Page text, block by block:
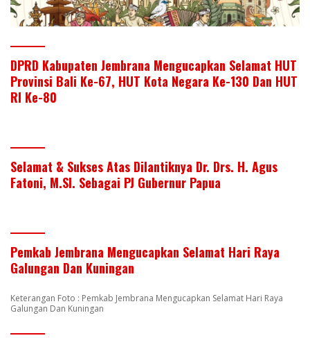
DPRD Kabupaten Jembrana Mengucapkan Selamat HUT
Provinsi Bali Ke-67, HUT Kota Negara Ke-130 Dan HUT
RI Ke-80
Selamat & Sukses Atas Dilantiknya Dr. Drs. H. Agus
Fatoni, M.SI. Sebagai PJ Gubernur Papua
Pemkab Jembrana Mengucapkan Selamat Hari Raya
Galungan Dan Kuningan
Keterangan Foto : Pemkab Jembrana Mengucapkan Selamat Hari Raya
Galungan Dan Kuningan